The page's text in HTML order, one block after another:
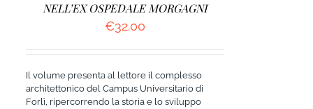
NELL’EX OSPEDALE MORGAGNI
€32.00
Il volume presenta al lettore il complesso
architettonico del Campus Universitario di
Forlì, ripercorrendo la storia e lo sviluppo